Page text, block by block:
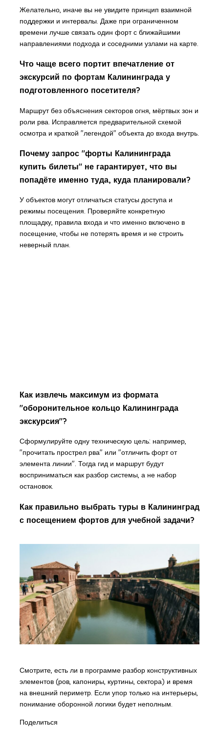
Желательно, иначе вы не увидите принцип взаимной
поддержки и интервалы. Даже при ограниченном
времени лучше связать один форт с ближайшими
направлениями подхода и соседними узлами на карте.
Что чаще всего портит впечатление от
экскурсий по фортам Калининграда у
подготовленного посетителя?
Маршрут без объяснения секторов огня, мёртвых зон и
роли рва. Исправляется предварительной схемой
осмотра и краткой "легендой" объекта до входа внутрь.
Почему запрос "форты Калининграда
купить билеты" не гарантирует, что вы
попадёте именно туда, куда планировали?
У объектов могут отличаться статусы доступа и
режимы посещения. Проверяйте конкретную
площадку, правила входа и что именно включено в
посещение, чтобы не потерять время и не строить
неверный план.
Как извлечь максимум из формата
"оборонительное кольцо Калининграда
экскурсия"?
Сформулируйте одну техническую цель: например,
"прочитать прострел рва" или "отличить форт от
элемента линии". Тогда гид и маршрут будут
восприниматься как разбор системы, а не набор
остановок.
Как правильно выбрать туры в Калининград
с посещением фортов для учебной задачи?
Смотрите, есть ли в программе разбор конструктивных
элементов (ров, капониры, куртины, сектора) и время
на внешний периметр. Если упор только на интерьеры,
понимание оборонной логики будет неполным.
Поделиться